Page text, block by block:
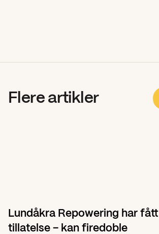
Flere artikler
Lundåkra Repowering har
tillatelse – kan firedoble